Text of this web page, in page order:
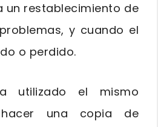
un restablecimiento de
y cuando el
o perdido.
utilizado el mismo
una copia de